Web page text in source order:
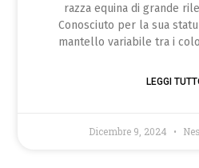
razza equina di grande
Conosciuto per la sua
mantello variabile tra i
LEGGI
Dicembre 9, 2024